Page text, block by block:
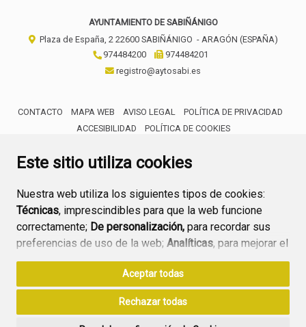
Este sitio utiliza cookies
Nuestra web utiliza los siguientes tipos de cookies:
Técnicas, imprescindibles para que la web funcione
correctamente; De personalización, para recordar sus
preferencias de uso de la web; Analíticas, para mejorar el
funcionamiento de la web y sus servicios.
Si acepta pulsando el botón“Aceptar todas”
consideramos que acepta su uso. Si pulsa el botón
Aceptar todas
Rechazar todas
AYUNTAMIENTO DE SABIÑÁNIGO
Plaza de España, 2 22600 SABIÑÁNIGO - ARAGÓN (ESPAÑA)
974484200
974484201
registro@aytosabi.es
CONTACTO MAPA WEB AVISO LEGAL
POLÍTICA DE PRIVACIDAD
ACCESIBILIDAD
POLÍTICA DE COOKIES